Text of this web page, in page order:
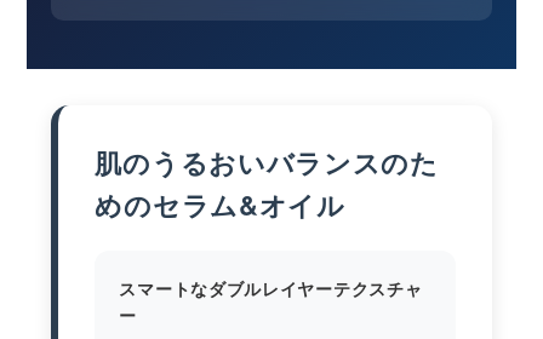
肌のうるおいバランスのた
めのセラム&オイル
スマートなダブルレイヤーテクスチャ
ー